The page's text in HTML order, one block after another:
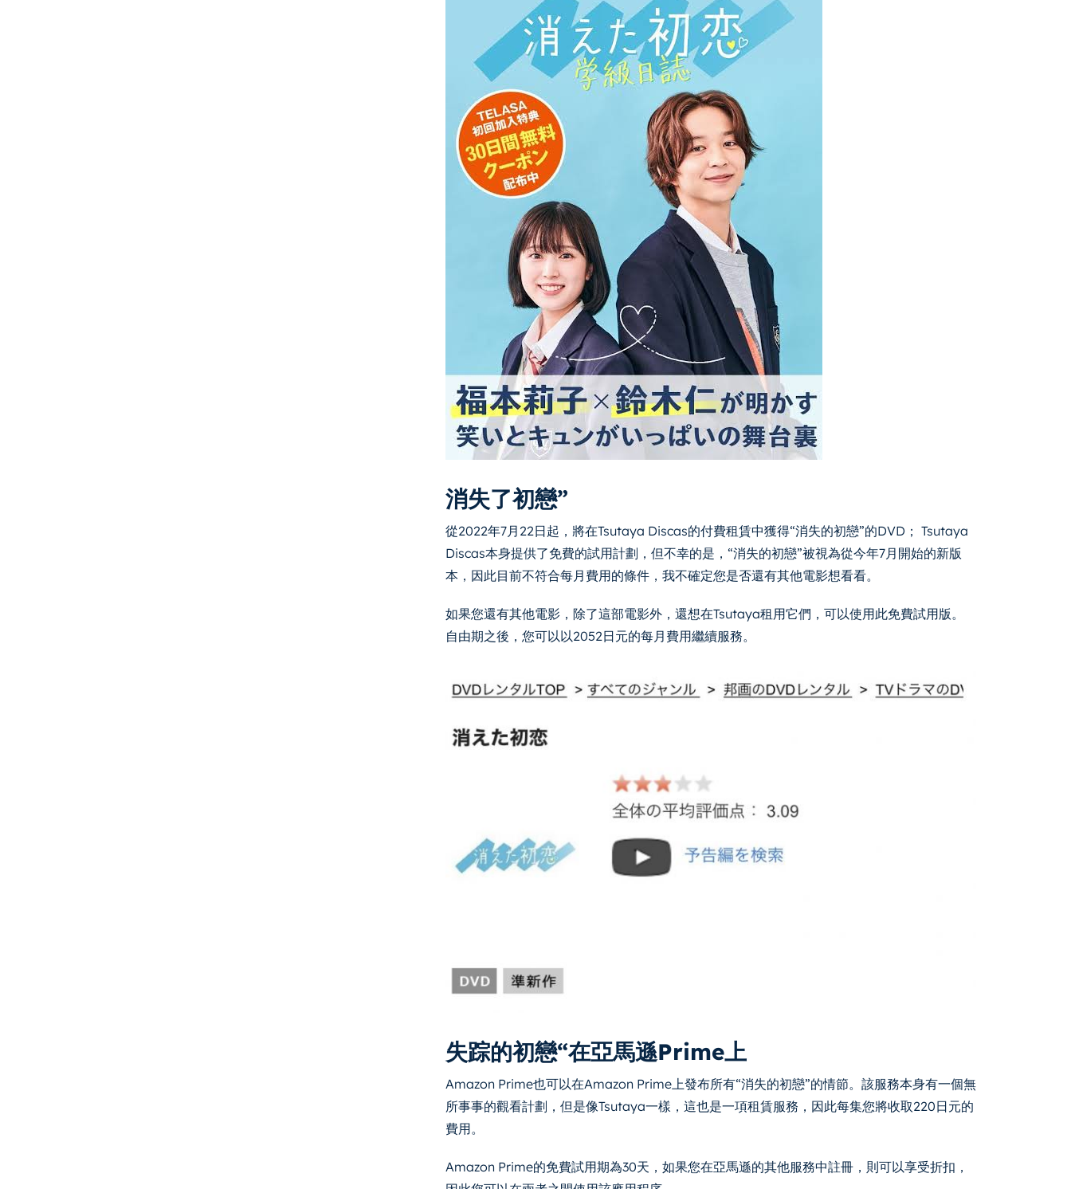
消失了初戀”
從2022年7月22日起，將在Tsutaya Discas的付費租賃中獲得“消失的初戀”的DVD； Tsutaya
Discas本身提供了免費的試用計劃，但不幸的是，“消失的初戀”被視為從今年7月開始的新版
本，因此目前不符合每月費用的條件，我不確定您是否還有其他電影想看看。
如果您還有其他電影，除了這部電影外，還想在Tsutaya租用它們，可以使用此免費試用版。
自由期之後，您可以以2052日元的每月費用繼續服務。
失踪的初戀“在亞馬遜Prime上
Amazon Prime也可以在Amazon Prime上發布所有“消失的初戀”的情節。該服務本身有一個無
所事事的觀看計劃，但是像Tsutaya一樣，這也是一項租賃服務，因此每集您將收取220日元的
費用。
Amazon Prime的免費試用期為30天，如果您在亞馬遜的其他服務中註冊，則可以享受折扣，